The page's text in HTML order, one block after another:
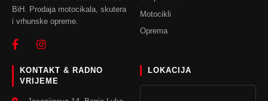
BiH. Prodaja motocikala, skutera
i vrhunske opreme.
Motocikli
Oprema
KONTAKT & RADNO
VRIJEME
LOKACIJA